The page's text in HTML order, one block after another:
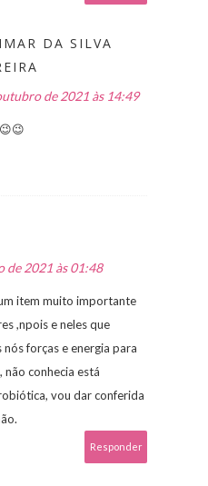
DA SILVA
de 2021 às 14:49
de 2021 às 01:48
item muito importante
,npois e neles que
forças e energia para
não conhecia está
vou dar conferida
Responder